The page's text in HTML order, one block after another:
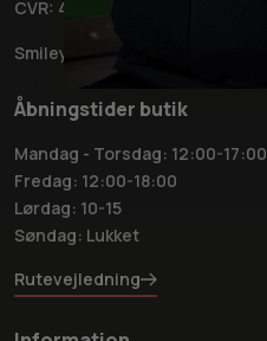
CVR: 42050032
Smiley rapport
Åbningstider butik
Mandag - Torsdag: 12:00-17:00
Fredag: 12:00-18:00
Lørdag: 10-15
Søndag: Lukket
Rutevejledning